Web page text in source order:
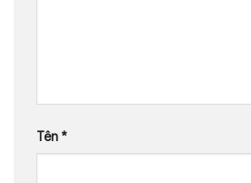
Tên *